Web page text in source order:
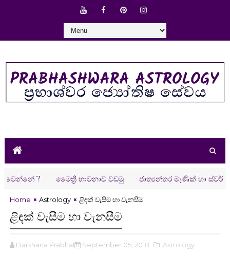
? මෛත්‍රී භාවනාව වඩමු ජාත්‍යන්තර මැණික් හා ස්වර්ණාභරණ
Home Astrology ළිඳක් වැසීම හා වැනසීම
ළිඳක් වැසීම හා වැනසීම
Darshana Prabhath September 05, 2018 ,Astrology